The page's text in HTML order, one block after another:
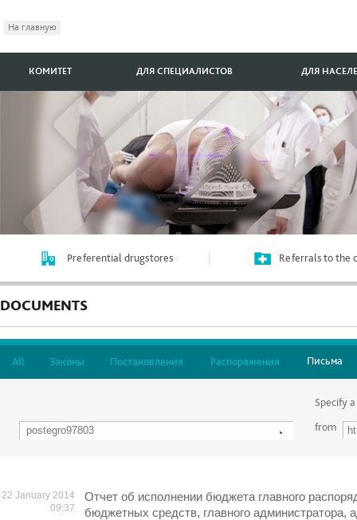
На главную
КОМИТЕТ ДЛЯ СПЕЦИАЛИСТОВ ДЛЯ
Preferential drugstores Referrals to the
DOCUMENTS
All Законы Постановления Распоряжения Письма
Specify
from
22 January 2014
09:37
Отчет об исполнении бюджета главного
бюджетных средств, главного администратора,